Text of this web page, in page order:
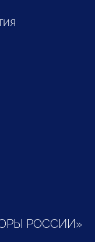
РОССИИ»